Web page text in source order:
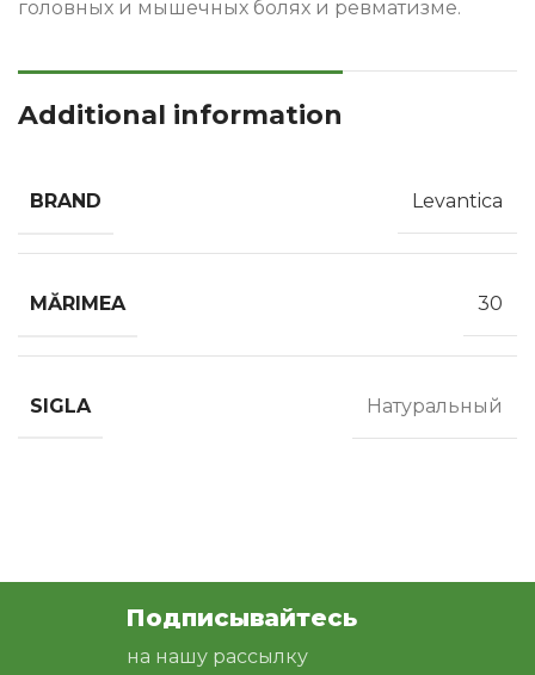
головных и мышечных болях и ревматизме.
Additional information
BRAND Levantica
MĂRIMEA 30
SIGLA Натуральный
Подписывайтесь
на нашу рассылку